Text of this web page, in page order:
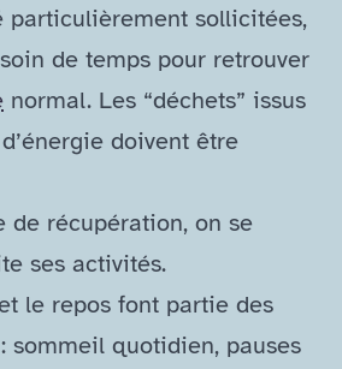
particulièrement sollicitées,
de temps pour retrouver
normal. Les “déchets” issus
doivent être
de récupération, on se
ses activités.
le repos font partie des
sommeil quotidien, pauses